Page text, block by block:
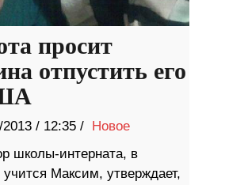
просит
отпустить его
2013 / 12:35 / Новое
школы-интерната, в
учится Максим, утверждает,